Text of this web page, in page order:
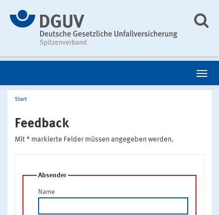
Start
Feedback
Mit * markierte Felder müssen angegeben werden.
Absender
Name